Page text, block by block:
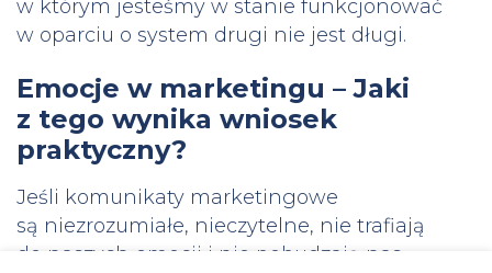
w którym jesteśmy w stanie funkcjonować
w oparciu o system drugi nie jest długi.
Emocje w marketingu – Jaki
z tego wynika wniosek
praktyczny?
Jeśli komunikaty marketingowe
są niezrozumiałe, nieczytelne, nie trafiają
do naszych emocji i nie pobudzają nas